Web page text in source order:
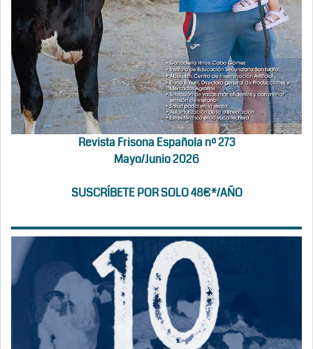
Revista Frisona Española nº 273
Mayo/Junio 2026
SUSCRÍBETE POR SOLO 48€*/AÑO